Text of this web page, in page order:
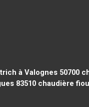
à Valognes 50700
83510 chaudière